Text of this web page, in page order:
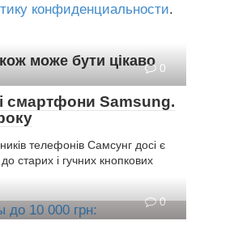
конфиденциальности.
може бути цікаво 0
смартфони Samsung.
телефонів Самсунг досі є
старих і гучних кнопкових
0